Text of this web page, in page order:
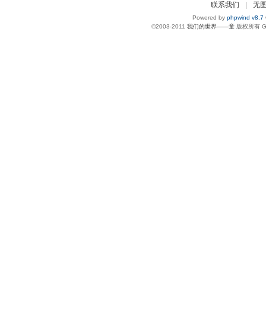
联系我们 无
Powered by phpwind v8.7
©2003-2011 我们的世界——童版权所有